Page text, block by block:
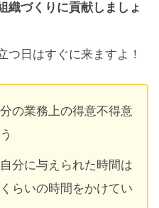
織づくりに貢献しましょ
つ日はすぐに来ますよ！
の業務上の得意不得意
分に与えられた時間は
らいの時間をかけてい